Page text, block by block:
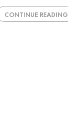
CONTINUE READING